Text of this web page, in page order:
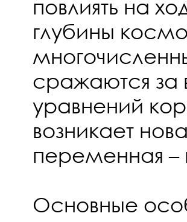
повлиять на
глубины
сражаются за
уравнений
возникает
переменная –
Основные